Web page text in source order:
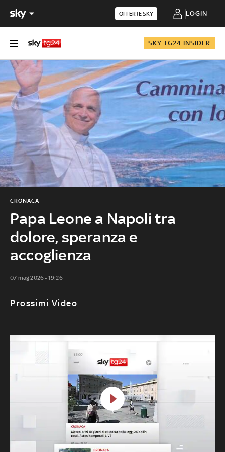
OFFERTE SKY LOGIN
SKY TG24 INSIDER
Papa Leone a Napoli tra
dolore, speranza e
accoglienza
CRONACA
07 mag 2026 - 19:26
Prossimi Video